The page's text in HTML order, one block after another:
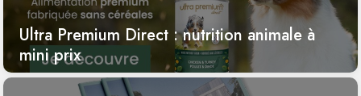
Ultra Premium Direct : nutrition animale à
mini prix